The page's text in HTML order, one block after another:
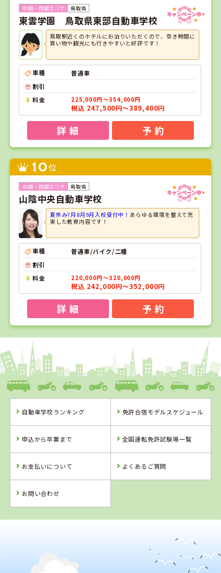
鳥取県
東雲学園 鳥取県東部自動車学校
鳥取駅近くのホテルにお泊りいただくので、空き時間に
買い物や観光にも行きやすいと好評です！
車種
普通車
割引
料金
225,000円～354,000円
税込 247,500円～389,400円
詳 細 予 約
10位
鳥取県
山陰中央自動車学校
夏休み7月8月9月入校受付中！ あらゆる環境を整えて充
実した教育内容です！
車種
普通車/バイク/二種
割引
料金
220,000円～320,000円
税込 242,000円～352,000円
詳 細 予 約
1
愛媛県
八幡浜自動車教習所
詳 細 予 約
習所
予 約
校
自動車学校ランキング 免許合宿モデルスケジュール
申込から卒業まで 全国運転免許試験場一覧
お支払いについて よくあるご質問
お問い合わせ